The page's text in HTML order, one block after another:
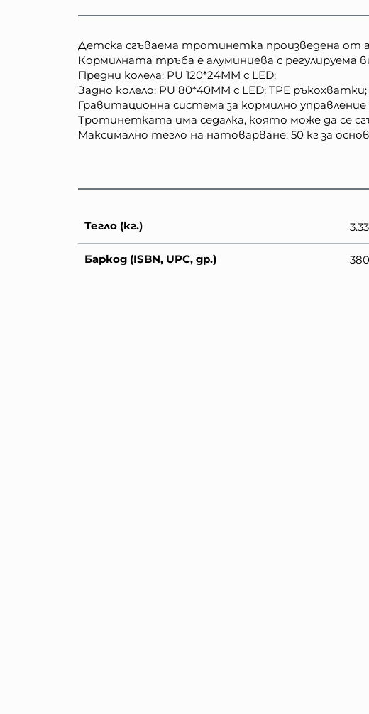
Детска сгъваема тротинетка произведена от
Кормилната тръба е алуминиева с регулируема
Предни колела: PU 120*24MM с LED;
Задно колело: PU 80*40MM с LED; TPE ръкохватки;
Гравитационна система за кормилно управление
Тротинетката има седалка, която може да се
Максимално тегло на натоварване: 50 кг за
Тегло (кг.) 3.33
Баркод (ISBN, UPC, др.)